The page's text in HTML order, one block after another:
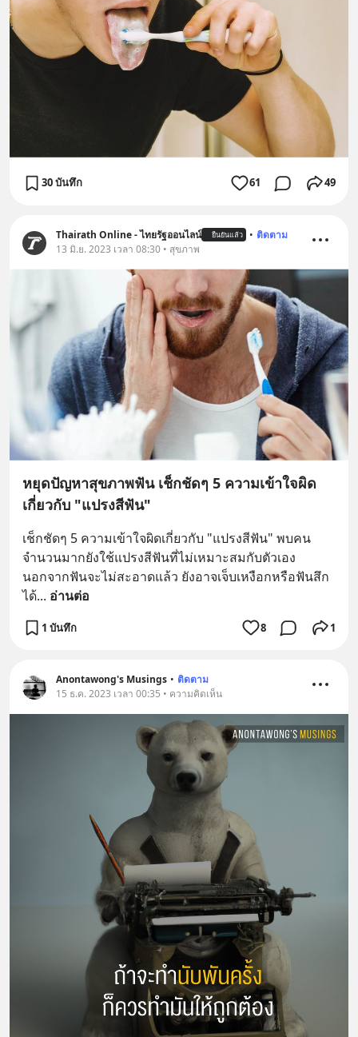
30 บันทึก 61 49
Thairath Online - ไทยรัฐออนไลน์ ยืนยันแล้ว • ติดตาม
13 มิ.ย. 2023 เวลา 08:30 • สุขภาพ
หยุดปัญหาสุขภาพฟัน เช็กชัดๆ 5 ความเข้าใจผิด
เกี่ยวกับ "แปรงสีฟัน"
เช็กชัดๆ 5 ความเข้าใจผิดเกี่ยวกับ "แปรงสีฟัน" พบคน
จำนวนมากยังใช้แปรงสีฟันที่ไม่เหมาะสมกับตัวเอง
นอกจากฟันจะไม่สะอาดแล้ว ยังอาจเจ็บเหงือกหรือฟันสึก
ได้... อ่านต่อ
1 บันทึก 8 1
Anontawong's Musings • ติดตาม
15 ธ.ค. 2023 เวลา 00:35 • ความคิดเห็น